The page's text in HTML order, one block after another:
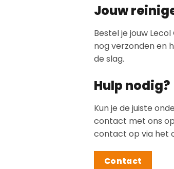
Jouw
Bestel je jouw
nog verzonden en
de slag.
Hulp nodig?
Kun je de juiste
contact met ons
contact op via het
Contact